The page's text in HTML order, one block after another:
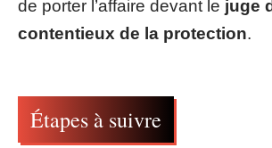
de porter l’affaire devant le juge
contentieux de la protection.
Étapes à suivre